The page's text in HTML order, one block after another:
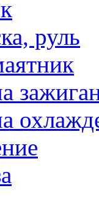
руль